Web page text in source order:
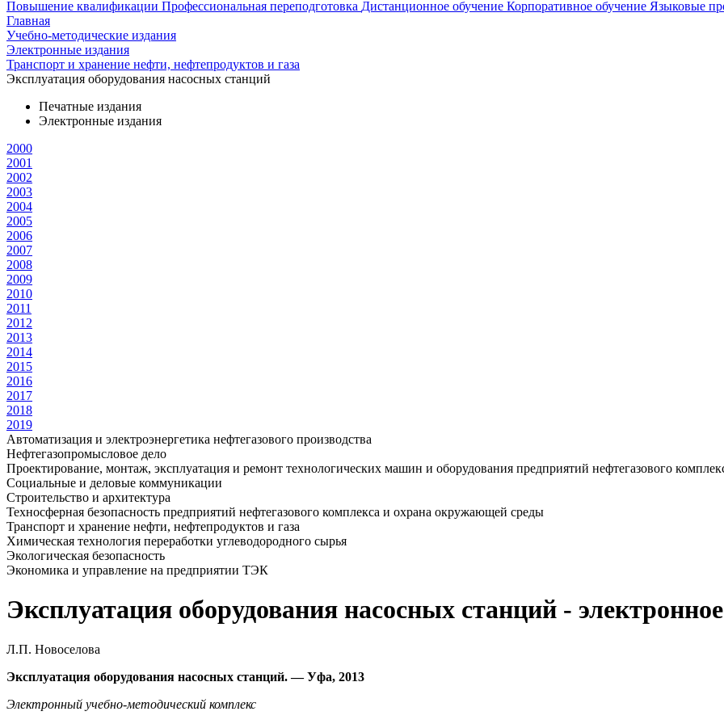
Повышение квалификации Профессиональная переподготовка Дистанционное обучение Корпоративное обучение Языковые
Главная
Учебно-методические издания
Электронные издания
Транспорт и хранение нефти, нефтепродуктов и газа
Эксплуатация оборудования насосных станций
Печатные издания
Электронные издания
2000
2001
2002
2003
2004
2005
2006
2007
2008
2009
2010
2011
2012
2013
2014
2015
2016
2017
2018
2019
Автоматизация и электроэнергетика нефтегазового производства
Нефтегазопромысловое дело
Проектирование, монтаж, эксплуатация и ремонт технологических машин и оборудования предприятий нефтегазового
Социальные и деловые коммуникации
Строительство и архитектура
Техносферная безопасность предприятий нефтегазового комплекса и охрана окружающей среды
Транспорт и хранение нефти, нефтепродуктов и газа
Химическая технология переработки углеводородного сырья
Экологическая безопасность
Экономика и управление на предприятии ТЭК
Эксплуатация оборудования насосных станций -
Л.П. Новоселова
Эксплуатация оборудования насосных станций. — Уфа, 2013
Электронный учебно-методический комплекс